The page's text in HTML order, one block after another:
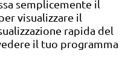
semplicemente il
visualizzare il
rapida del
il tuo programma